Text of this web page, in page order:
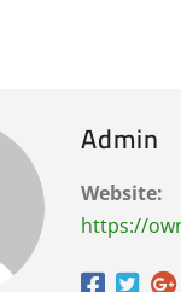
Admin
Website:
https://